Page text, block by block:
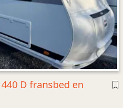
D fransbed en